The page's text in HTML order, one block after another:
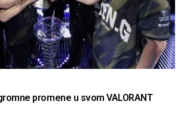
promene u svom VALORANT